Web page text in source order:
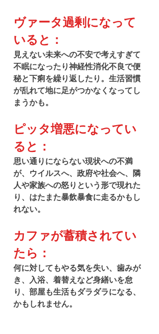
ヴァータ過剰になって
いると：
見えない未来への不安で考えすぎて
不眠になったり神経性消化不良で便
秘と下痢を繰り返したり。生活習慣
が乱れて地に足がつかなくなってし
まうかも。
ピッタ増悪になってい
ると：
思い通りにならない現状への不満
が、ウイルスへ、政府や社会へ、隣
人や家族への怒りという形で現れた
り、はたまた暴飲暴食に走るかもし
れない。
カファが蓄積されてい
たら：
何に対してもやる気を失い、歯みが
き、入浴、着替えなど身繕いを怠
り、部屋も生活もダラダラになる、
かもしれません。